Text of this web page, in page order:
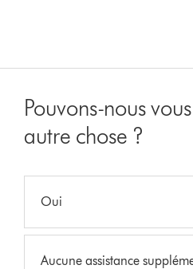
Pouvons-nous
autre chose ?
Oui
Aucune assistance